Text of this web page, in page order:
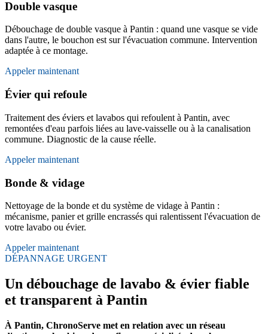
Double vasque
Débouchage de double vasque à Pantin : quand une vasque se vide
dans l'autre, le bouchon est sur l'évacuation commune. Intervention
adaptée à ce montage.
Appeler maintenant
Évier qui refoule
Traitement des éviers et lavabos qui refoulent à Pantin, avec
remontées d'eau parfois liées au lave-vaisselle ou à la canalisation
commune. Diagnostic de la cause réelle.
Appeler maintenant
Bonde & vidage
Nettoyage de la bonde et du système de vidage à Pantin :
mécanisme, panier et grille encrassés qui ralentissent l'évacuation de
votre lavabo ou évier.
Appeler maintenant
DÉPANNAGE URGENT
Un débouchage de lavabo & évier fiable
et transparent à Pantin
À Pantin, ChronoServe met en relation avec un réseau